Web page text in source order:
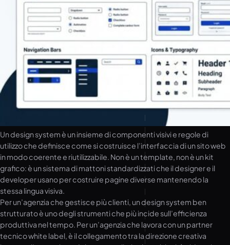
Un design system è un insieme di componenti visivi e regole di
utilizzo che definisce come si costruisce l’interfaccia di un sito web
in modo coerente e riutilizzabile. Non è un template, non è un kit
grafico: è un sistema di mattoni standardizzati che il designer e il
developer usano per costruire pagine diverse mantenendo la
stessa lingua visiva.
Per un’agenzia che gestisce più clienti, un design system ben
strutturato è uno degli strumenti che più incide sull’efficienza
produttiva nel tempo. Per un’agenzia che lavora con un partner
tecnico white label, è il collegamento tra la direzione creativa